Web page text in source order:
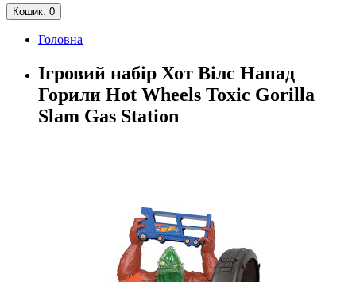
Кошик: 0
Головна
Ігровий набір Хот Вілс Напад
Горили Hot Wheels Toxic Gorilla
Slam Gas Station